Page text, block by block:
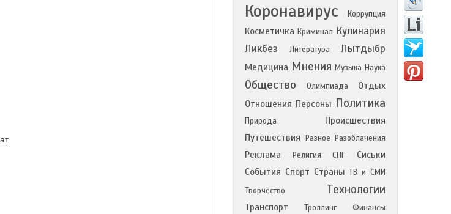
Коронавирус Коррупция
Косметичка Криминал Кулинария
Ликбез
Литература Лытдыбр
Медицина Мнения Музыка Наука
Общество Олимпиада
Отдых
Отношения Персоны Политика
Природа
Происшествия
Путешествия
Разное Разоблачения
Реклама Религия СНГ
Сиськи
События Спорт Страны ТВ и СМИ
Творчество
Технологии
Транспорт Троллинг Финансы